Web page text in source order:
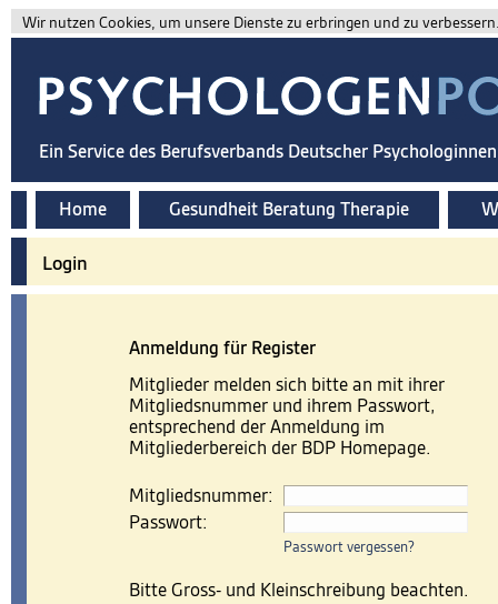
Wir nutzen Cookies, um unsere Dienste zu erbringen und zu
Ein Service des Berufsverbands Deutscher
Home Gesundheit Beratung Therapie
Login
Anmeldung für Register
Mitglieder melden sich bitte an mit ihrer
Mitgliedsnummer und ihrem Passwort,
entsprechend der Anmeldung im
Mitgliederbereich der BDP Homepage.
Mitgliedsnummer:
Passwort:
Passwort vergessen?
Bitte Gross- und Kleinschreibung beachten.